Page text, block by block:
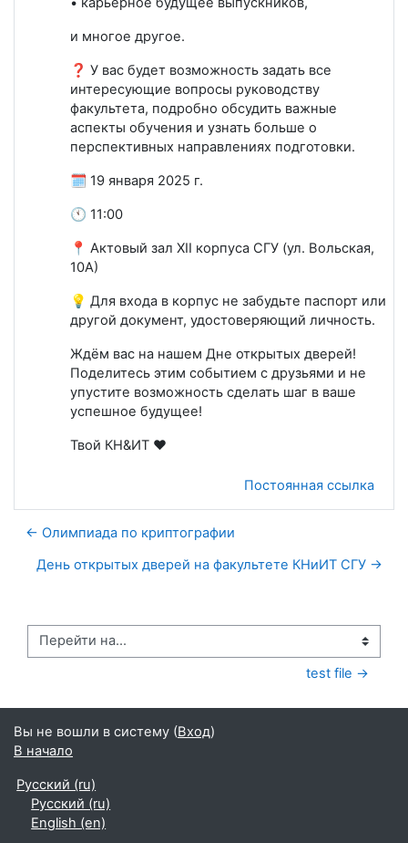
и многое другое.
❓ У вас будет возможность задать все
интересующие вопросы руководству
факультета, подробно обсудить важные
аспекты обучения и узнать больше о
перспективных направлениях подготовки.
🗓️ 19 января 2025 г.
🕚 11:00
📍 Актовый зал XII корпуса СГУ (ул. Вольская,
10А)
💡 Для входа в корпус не забудьте паспорт или
другой документ, удостоверяющий личность.
Ждём вас на нашем Дне открытых дверей!
Поделитесь этим событием с друзьями и не
упустите возможность сделать шаг в ваше
успешное будущее!
Твой КН&ИТ ❤️
Постоянная ссылка
← Олимпиада по криптографии
День открытых дверей на факультете КНиИТ СГУ →
Перейти на...
test file →
Вы не вошли в систему (Вход)
В начало
Русский ‎(ru)‎
Русский ‎(ru)‎
English ‎(en)‎